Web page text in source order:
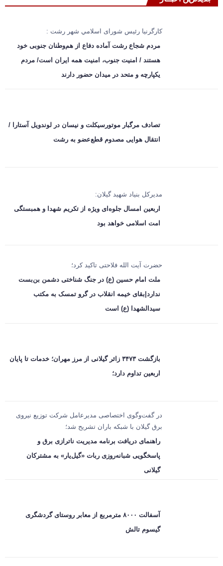
کارگرنیا رئیس شورای اسلامي شهر رشت :
مردم شجاع رشت آماده دفاع از هم‌وطنان جنوبی خود
هستند / امنیت جنوب، امنیت همه ایران است/ مردم
یکپارچه و متحد در میدان حضور دارند
تصادف مرگبار موتورسیکلت و نیسان در لوندویل آستارا /
انتقال هوایی مصدوم قطع‌عضو به رشت
مدیرکل بنیاد شهید گیلان:
اربعین امسال جلوه‌ای ویژه از تکریم شهدا و همبستگی
امت اسلامی خواهد بود
حضرت آیت الله فلاحتی تاکید کرد؛
ملت امام حسین (ع) در جنگ شناختی دشمن بن‌بست
ندارد|بقای خیمه انقلاب در گرو تمسک به مکتب
سیدالشهدا (ع) است
بازگشت ۳۴۷۳ زائر گیلانی از مرز مهران؛ خدمات تا پایان
اربعین تداوم دارد؛
در گفت‌وگوی اختصاصی مدیرعامل شرکت توزیع نیروی
برق گیلان با شبکه باران تشریح شد؛
راهنمای دریافت برنامه مدیریت ناترازی برق و
پاسخگویی شبانه‌روزی ربات «گیل‌یار» به مشترکان
گیلانی
آسفالت ۸۰۰۰ مترمربع از معابر روستای گردشگری
گیسوم تالش